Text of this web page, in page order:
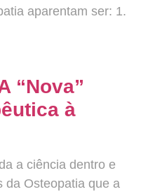
aparentam ser: 1.
“Nova”
à
a ciência dentro e
da Osteopatia que a